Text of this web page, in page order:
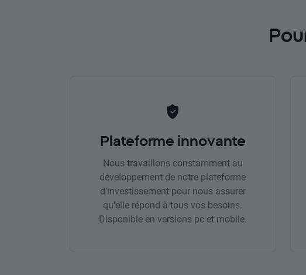
Plateforme innovante
Nous travaillons constamment au
développement de notre plateforme
d'investissement pour nous assurer
qu'elle répond à tous vos besoins.
Disponible en versions pc et mobile.